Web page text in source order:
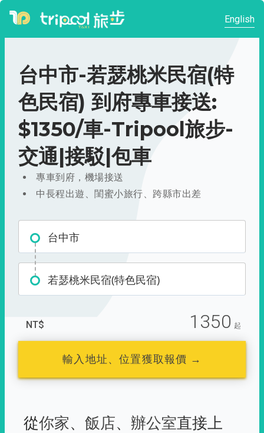
English
台中市-若瑟桃米民宿(特
色民宿) 到府專車接送:
$1350/車-Tripool旅步-
交通|接駁|包車
專車到府，機場接送
中長程出遊、閨蜜小旅行、跨縣市出差
台中市
若瑟桃米民宿(特色民宿)
NT$ 1350 起
輸入地址、位置獲取報價 →
從你家、 飯店、 辦公室直接上